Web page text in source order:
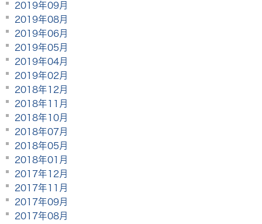
2019年09月
2019年08月
2019年06月
2019年05月
2019年04月
2019年02月
2018年12月
2018年11月
2018年10月
2018年07月
2018年05月
2018年01月
2017年12月
2017年11月
2017年09月
2017年08月